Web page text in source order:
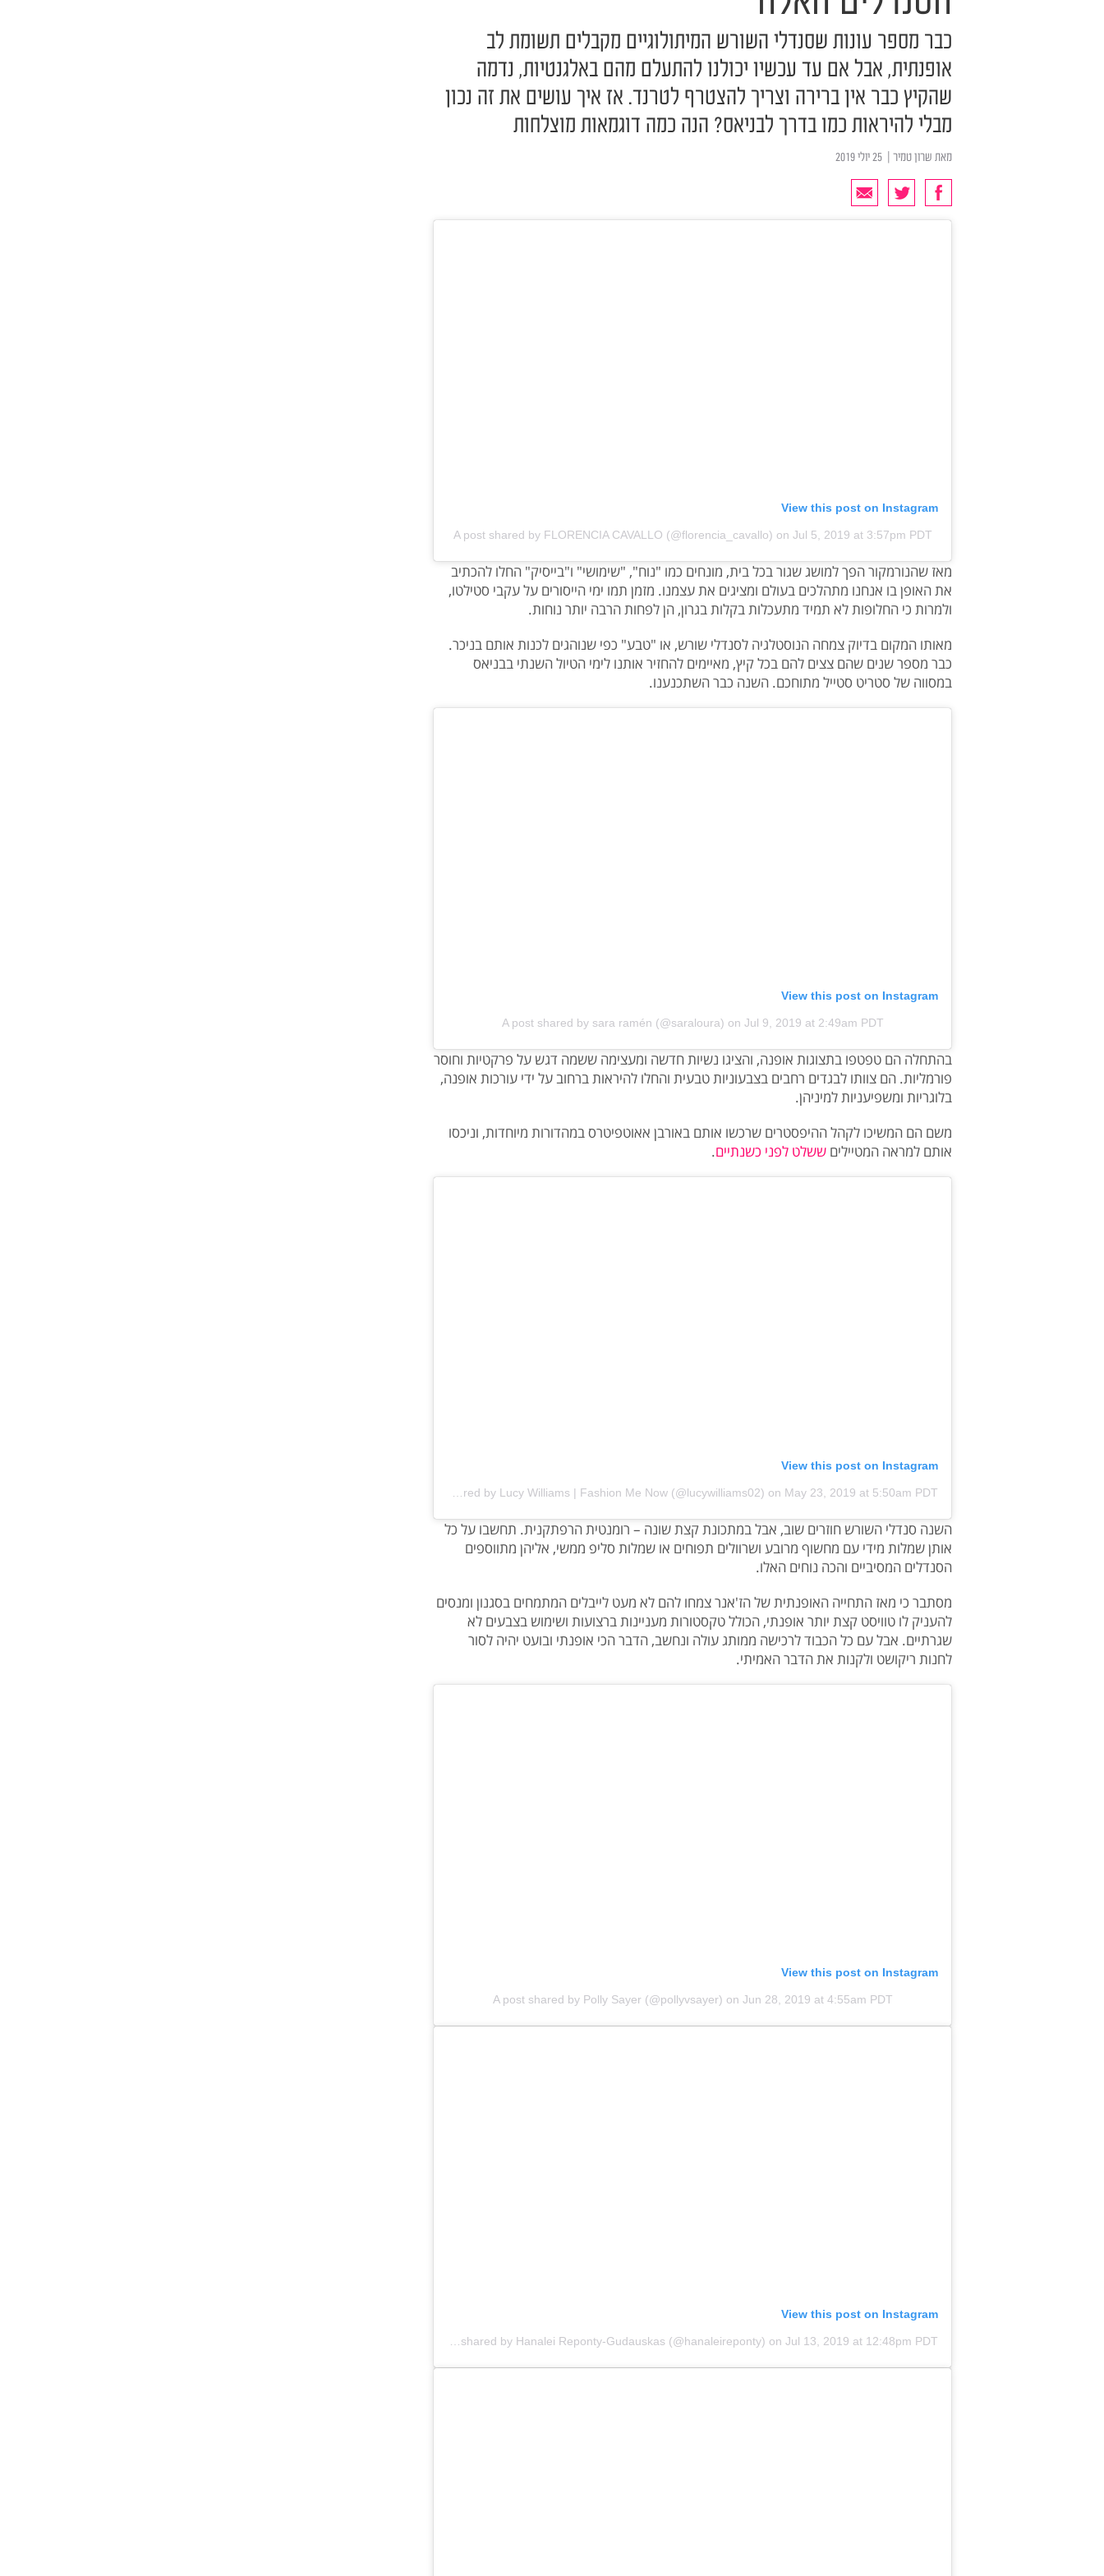
כבר מספר עונות שסנדלי השורש המיתולוגיים מקבלים תשומת לב
אופנתית, אבל אם עד עכשיו יכולנו להתעלם מהם באלגנטיות, נדמה
שהקיץ כבר אין ברירה וצריך להצטרף לטרנד. אז איך עושים את זה נכון
מבלי להיראות כמו בדרך לבניאס? הנה כמה דוגמאות מוצלחות
מאת שרון טמיר
View this post on Instagram
A post shared by FLORENCIA CAVALLO (@florencia_cavallo) on Jul 5, 2019 at 3:57pm PDT
מאז שהנורמקור הפך למושג שגור בכל בית, מונחים כמו "נוח", "שימושי" ו"בייסיק" החלו להכתיב
את האופן בו אנחנו מתהלכים בעולם ומציגים את עצמנו. מזמן תמו ימי הייסורים על עקבי סטילטו,
ולמרות כי החלופות לא תמיד מתעכלות בקלות בגרון, הן לפחות הרבה יותר נוחות.
מאותו המקום בדיוק צמחה הנוסטלגיה לסנדלי שורש, או "טבע" כפי שנוהגים לכנות אותם בניכר.
כבר מספר שנים שהם צצים להם בכל קיץ, מאיימים להחזיר אותנו לימי הטיול השנתי בבניאס
במסווה של סטריט סטייל מתוחכם. השנה כבר השתכנענו.
View this post on Instagram
A post shared by sara ramén (@saraloura) on Jul 9, 2019 at 2:49am PDT
בהתחלה הם טפטפו בתצוגות אופנה, והציגו נשיות חדשה ומעצימה ששמה דגש על פרקטיות וחוסר
פורמליות. הם צוותו לבגדים רחבים בצבעוניות טבעית והחלו להיראות ברחוב על ידי עורכות אופנה,
בלוגריות ומשפיעניות למיניהן.
משם הם המשיכו לקהל ההיפסטרים שרכשו אותם באורבן אאוטפיטרס במהדורות מיוחדות, וניכסו
אותם למראה המטיילים ששלט לפני כשנתיים.
View this post on Instagram
on May 23, 2019 at 5:50am PDT
השנה סנדלי השורש חוזרים שוב, אבל במתכונת קצת שונה – רומנטית הרפתקנית. תחשבו על כל
אותן שמלות מידי עם מחשוף מרובע ושרוולים תפוחים או שמלות סליפ ממשי, אליהן מתווספים
הסנדלים המסיביים והכה נוחים האלו.
מסתבר כי מאז התחייה האופנתית של הז'אנר צמחו להם לא מעט לייבלים המתמחים בסגנון ומנסים
להעניק לו טוויסט קצת יותר אופנתי, הכולל טקסטורות מעניינות ברצועות ושימוש בצבעים לא
שגרתיים. אבל עם כל הכבוד לרכישה ממותג עולה ונחשב, הדבר הכי אופנתי ובועט יהיה לסור
לחנות ריקושט ולקנות את הדבר האמיתי.
View this post on Instagram
A post shared by Polly Sayer (@pollyvsayer) on Jun 28, 2019 at 4:55am PDT
View this post on Instagram
on Jul 13, 2019 at 12:48pm PDT